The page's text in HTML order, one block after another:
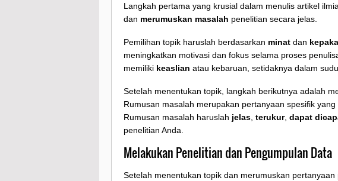
Langkah pertama yang krusial dalam menulis artikel
dan merumuskan masalah penelitian secara jelas.
Pemilihan topik haruslah berdasarkan minat dan
meningkatkan motivasi dan fokus selama proses
memiliki keaslian atau kebaruan, setidaknya dalam
Setelah menentukan topik, langkah berikutnya adalah
Rumusan masalah merupakan pertanyaan spesifik yang
Rumusan masalah haruslah jelas terukur, dapat
penelitian Anda.
Melakukan Penelitian dan Pengumpulan Data
Setelah menentukan topik dan merumuskan